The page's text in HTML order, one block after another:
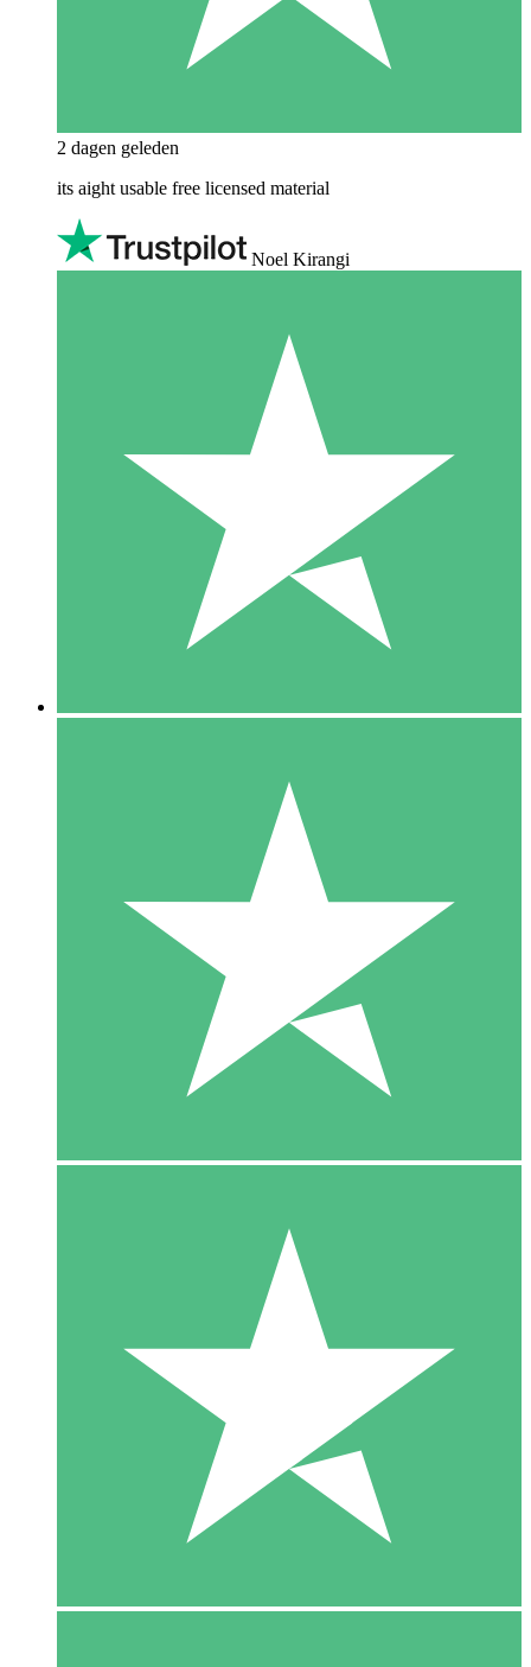
2 dagen geleden
its aight usable free licensed material
Noel Kirangi